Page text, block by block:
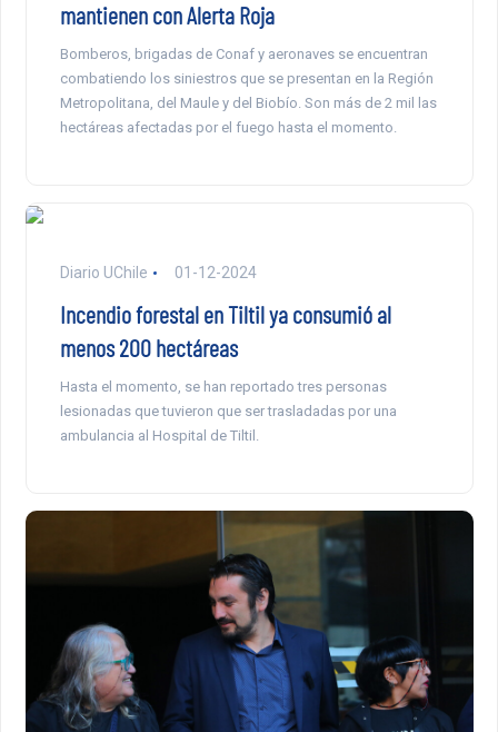
mantienen con Alerta Roja
Bomberos, brigadas de Conaf y aeronaves se encuentran
combatiendo los siniestros que se presentan en la Región
Metropolitana, del Maule y del Biobío. Son más de 2 mil las
hectáreas afectadas por el fuego hasta el momento.
Diario UChile 01-12-2024
Incendio forestal en Tiltil ya consumió al
menos 200 hectáreas
Hasta el momento, se han reportado tres personas
lesionadas que tuvieron que ser trasladadas por una
ambulancia al Hospital de Tiltil.